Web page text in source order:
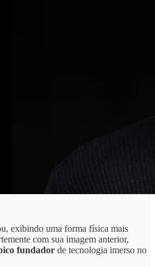
exibindo uma forma física mais
com sua imagem anterior,
fundador de tecnologia imerso no